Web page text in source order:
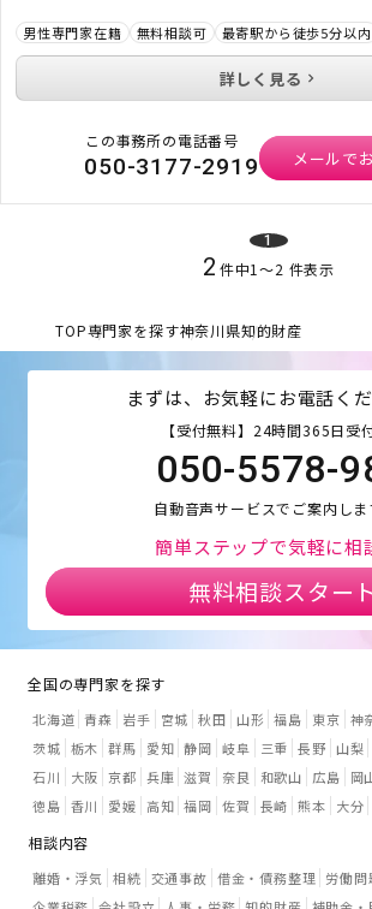
男性専門家在籍 無料相談可 最寄駅から徒歩5分以内
詳しく見る
この事務所の電話番号
050-3177-2919 メールで
1
2 件中1〜2 件表示
TOP専門家を探す神奈川県知的財産
まずは、お気軽にお電話く
【受付無料】24時間365日受
050-5578-
自動音声サービスでご案内しま
簡単ステップで気軽に相
無料相談スター
全国の専門家を探す
北海道 青森 岩手 宮城 秋田 山形 福島 東京 神
茨城 栃木 群馬 愛知 静岡 岐阜 三重 長野 山梨
石川
大阪 京都 兵庫 滋賀 奈良 和歌山 広島 岡
徳島 香川 愛媛 高知 福岡 佐賀 長崎 熊本 大分
相談内容
離婚・浮気 相続 交通事故 借金・債務整理 労働問